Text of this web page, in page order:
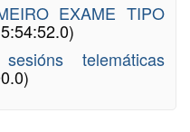
EXAME TIPO
telemáticas